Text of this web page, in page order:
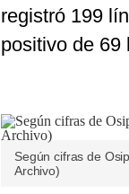
registró 199
positivo de 69
Según cifras de
Archivo)